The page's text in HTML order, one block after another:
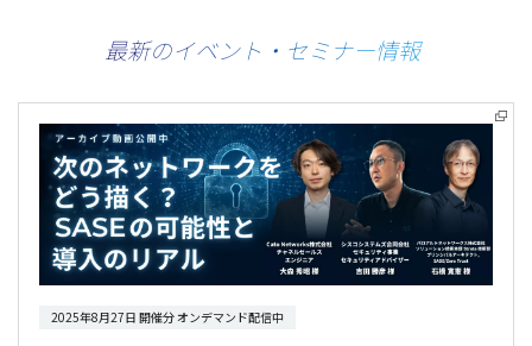
最新のイベント・セミナー情報
2025年8月27日 開催分 オンデマンド配信中